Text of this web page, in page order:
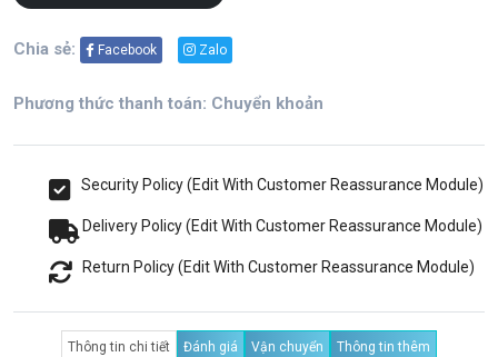
Chia sẻ: Facebook Zalo
Phương thức thanh toán: Chuyển khoản
Security Policy (Edit With Customer Reassurance Module)
Delivery Policy (Edit With Customer Reassurance Module)
Return Policy (Edit With Customer Reassurance Module)
Thông tin chi tiết Đánh giá Vận chuyển Thông tin thêm